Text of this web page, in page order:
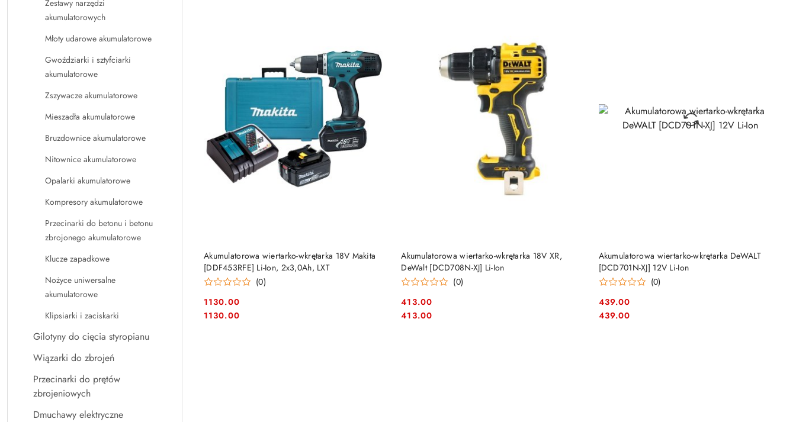
Zestawy narzędzi
akumulatorowych
Młoty udarowe akumulatorowe
Gwoździarki i sztyfciarki
akumulatorowe
Zszywacze akumulatorowe
Mieszadła akumulatorowe
Bruzdownice akumulatorowe
Nitownice akumulatorowe
Opalarki akumulatorowe
Kompresory akumulatorowe
Przecinarki do betonu i betonu
zbrojonego akumulatorowe
Klucze zapadkowe
Nożyce uniwersalne
akumulatorowe
Klipsiarki i zaciskarki
Gilotyny do cięcia styropianu
Wiązarki do zbrojeń
Przecinarki do prętów
zbrojeniowych
Dmuchawy elektryczne
Akumulatorowa wiertarko-wkrętarka 18V Makita
[DDF453RFE] Li-Ion, 2x3,0Ah, LXT
(0)
Cena:
1130.00
Cena:
1130.00
DO KOSZYKA
Akumulatorowa wiertarko-wkrętarka 18V XR,
DeWalt [DCD708N-XJ] Li-Ion
(0)
Cena:
413.00
Cena:
413.00
DO KOSZYKA
Akumulatorowa wiertarko-wkrętarka DeWALT
[DCD701N-XJ] 12V Li-Ion
(0)
Cena:
439.00
Cena:
439.00
DO KOSZYKA